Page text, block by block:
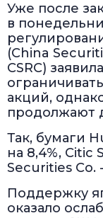
Уже после
в
(China
CSRC)
акций,
продолжают
Так, бумаги
на 8,4%, Citic
Securities Co.
Поддержку
оказало